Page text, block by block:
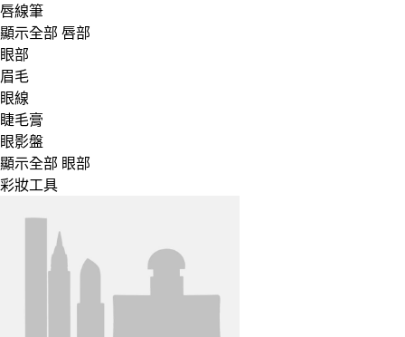
唇線筆
顯示全部 唇部
眼部
眉毛
眼線
睫毛膏
眼影盤
顯示全部 眼部
彩妝工具